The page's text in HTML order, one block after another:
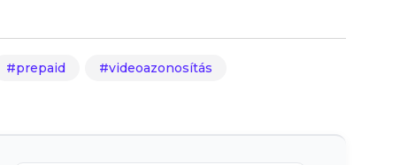
prepaid videoazonosítás